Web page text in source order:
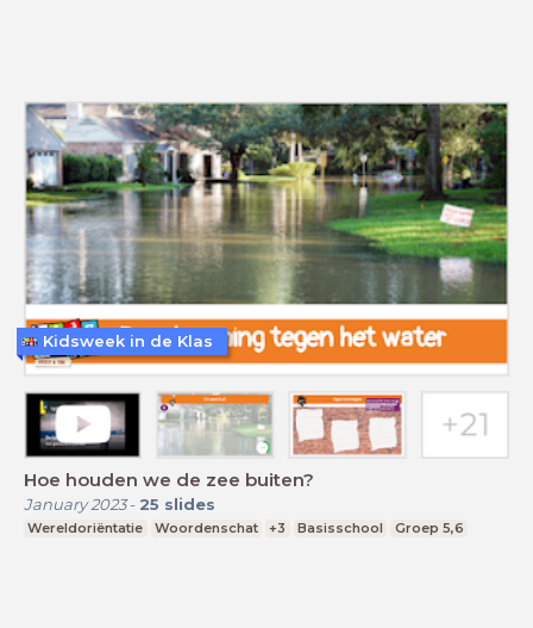
Hoe houden we de zee buiten?
January 2023- 25 slides
Wereldoriëntatie Woordenschat +3 Basisschool Groep 5,6
Kidsweek in de Klas